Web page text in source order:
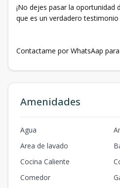
¡No dejes pasar la oportunidad
que es un verdadero
Contactame por WhatsAap
Amenidades
Agua
Area de lavado
Cocina Caliente
Comedor